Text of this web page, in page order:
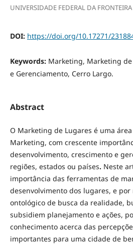
UNIVERSIDADE FEDERAL DA
DOI: https://doi.org/10.17271/
Keywords: Marketing, Marketing
e Gerenciamento, Cerro Largo.
Abstract
O Marketing de Lugares é uma
Marketing, com crescente
desenvolvimento, crescimento e
regiões, estados ou países. Neste
importância das ferramentas de
desenvolvimento dos lugares, e
ontológico de busca da realidade,
subsidiem planejamento e ações,
conhecimento acerca das
importantes para uma cidade de